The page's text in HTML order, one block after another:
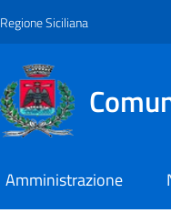
Regione Siciliana
Amministrazione